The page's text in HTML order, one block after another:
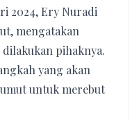
2024, Ery Nuradi
mengatakan
pihaknya.
yang akan
untuk merebut